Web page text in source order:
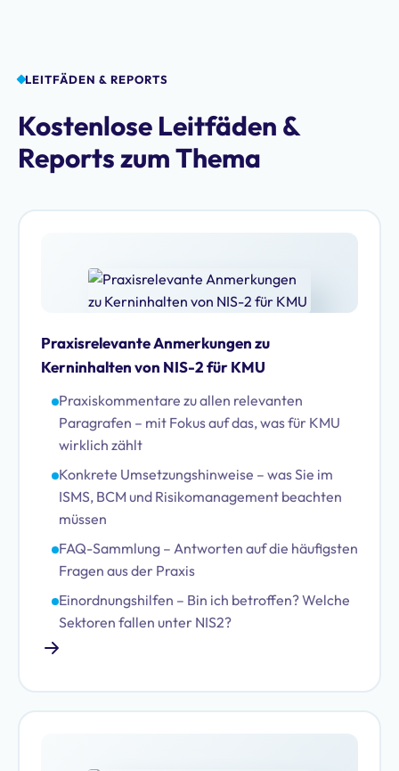
LEITFÄDEN & REPORTS
Kostenlose Leitfäden &
Reports zum Thema
Praxisrelevante Anmerkungen zu
Kerninhalten von NIS-2 für KMU
Praxiskommentare zu allen relevanten
Paragrafen – mit Fokus auf das, was für KMU
wirklich zählt
Konkrete Umsetzungshinweise – was Sie im
ISMS, BCM und Risikomanagement beachten
müssen
FAQ-Sammlung – Antworten auf die häufigsten
Fragen aus der Praxis
Einordnungshilfen – Bin ich betroffen? Welche
Sektoren fallen unter NIS2?